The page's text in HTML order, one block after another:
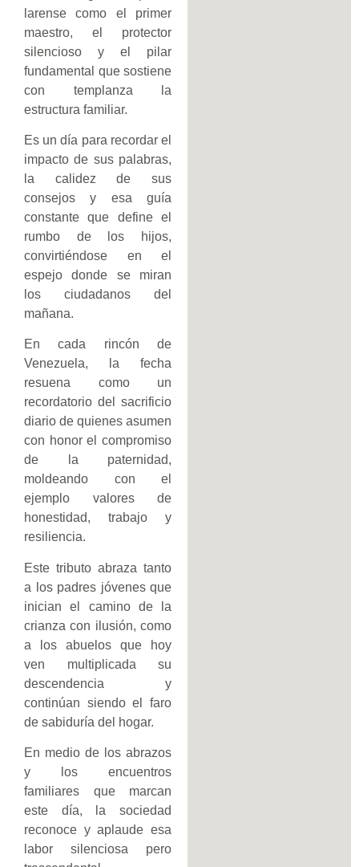
larense como el primer
maestro, el protector
silencioso y el pilar
fundamental que sostiene
con templanza la
estructura familiar.
Es un día para recordar el
impacto de sus palabras,
la calidez de sus
consejos y esa guía
constante que define el
rumbo de los hijos,
convirtiéndose en el
espejo donde se miran
los ciudadanos del
mañana.
​En cada rincón de
Venezuela, la fecha
resuena como un
recordatorio del sacrificio
diario de quienes asumen
con honor el compromiso
de la paternidad,
moldeando con el
ejemplo valores de
honestidad, trabajo y
resiliencia.
Este tributo abraza tanto
a los padres jóvenes que
inician el camino de la
crianza con ilusión, como
a los abuelos que hoy
ven multiplicada su
descendencia y
continúan siendo el faro
de sabiduría del hogar.
En medio de los abrazos
y los encuentros
familiares que marcan
este día, la sociedad
reconoce y aplaude esa
labor silenciosa pero